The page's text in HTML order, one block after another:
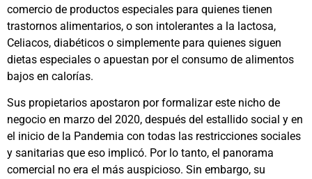
comercio de productos especiales para quienes tienen
trastornos alimentarios, o son intolerantes a la lactosa,
Celiacos, diabéticos o simplemente para quienes siguen
dietas especiales o apuestan por el consumo de alimentos
bajos en calorías.
Sus propietarios apostaron por formalizar este nicho de
negocio en marzo del 2020, después del estallido social y en
el inicio de la Pandemia con todas las restricciones sociales
y sanitarias que eso implicó. Por lo tanto, el panorama
comercial no era el más auspicioso. Sin embargo, su